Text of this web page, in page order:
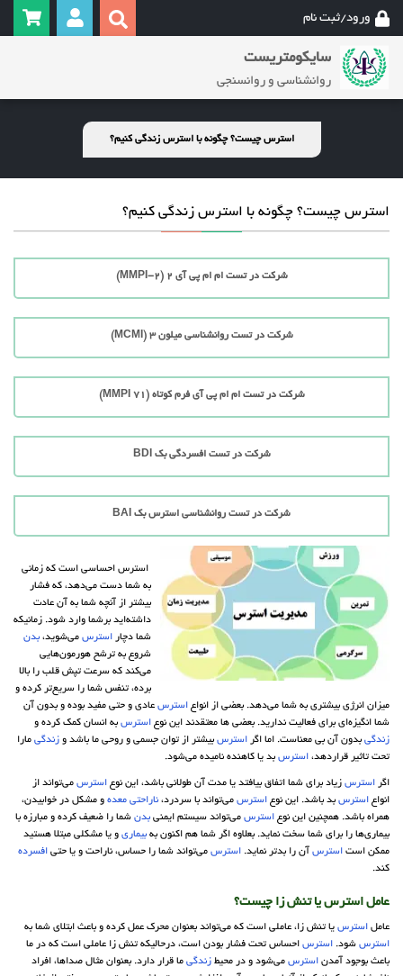
ورود/ثبت نام
سایکومتریست
روانشناسی و روانسنجی
استرس چیست؟ چگونه با استرس زندگی کنیم؟
استرس چیست؟ چگونه با استرس زندگی کنیم؟
شرکت در تست ام ام پی آی 2 (MMPI-2)
شرکت در تست روانشناسی میلون 3 (MCMI)
شرکت در تست ام ام پی آی فرم کوتاه (71 MMPI)
شرکت در تست افسردگی بک BDI
شرکت در تست روانشناسی استرس بک BAI
استرس احساسی است که زمانی
به شما دست می‌دهد، که فشار
بیشتر از آنچه شما به آن عادت
داشته‌اید برشما وارد شود. زمانیکه
شما دچار استرس می‌شوید، بدن
شروع به ترشح هورمون‌هایی
می‌کند که سرعت تپش قلب را بالا
برده، تنفس شما را سریع‌تر کرده و
میزان انرژی بیشتری به شما می‌دهد. بعضی از انواع استرس عادی و حتی مفید بوده و بدون آن
شما انگیزه‌ای برای فعالیت ندارید. بعضی ها معتقدند این نوع استرس به انسان کمک کرده و
زندگی بدون آن بی معناست. اما اگر استرس بیشتر از توان جسمی و روحی ما باشد و زندگی مارا
تحت تاثیر قراردهد، استرس بد یا کاهنده نامیده می‌شود.
اگر استرس زیاد برای شما اتفاق بیافتد یا مدت آن طولانی باشد، این نوع استرس می‌تواند از
انواع استرس بد باشد. این نوع استرس می‌تواند با سردرد، ناراحتی معده و مشکل در خوابیدن،
همراه باشد. همچنین این نوع استرس می‌تواند سیستم ایمنی بدن شما را ضعیف کرده و مبارزه با
بیماری‌ها را برای شما سخت نماید. بعلاوه اگر شما هم اکنون به بیماری و یا مشکلی مبتلا هستید
ممکن است استرس آن را بدتر نماید. استرس می‌تواند شما را حساس، ناراحت و یا حتی افسرده
کند.
عامل استرس یا تنش زا چیست؟
عامل استرس یا تنش زا، عاملی است که می‌تواند بعنوان محرک عمل کرده و باعث ابتلای شما به
استرس شود. استرس احساس تحت فشار بودن است، درحالیکه تنش زا عاملی است که در ما
باعث بوجود آمدن استرس می‌شود و در محیط زندگی ما قرار دارد. بعنوان مثال صداها، افراد